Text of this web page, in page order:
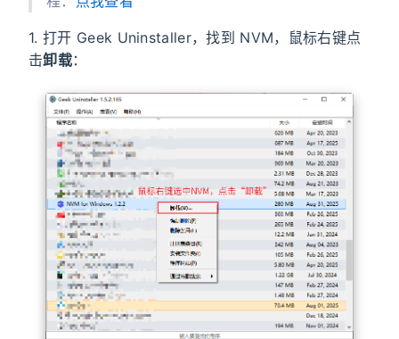
1. 打开 Geek Uninstaller，找到 NVM，鼠标右键点
击卸载：